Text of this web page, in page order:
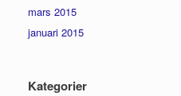
mars 2015
januari 2015
Kategorier